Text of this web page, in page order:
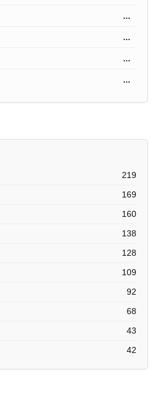
...
...
...
...
219
169
160
138
128
109
92
68
43
42